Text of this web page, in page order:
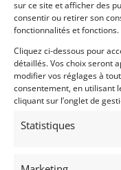
sur ce site et afficher des
consentir ou retirer son
fonctionnalités et fonctions.
Cliquez ci-dessous pour
détaillés. Vos choix seront
modifier vos réglages à
consentement, en utilisant
cliquant sur l’onglet de
Statistiques
16 septembre 2021
Vends Chevrolet
Moteur 6 cylindres,
reproduction du
régularité FIA en